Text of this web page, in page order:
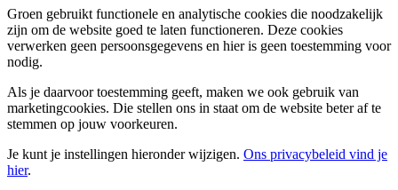
Groen gebruikt functionele en analytische cookies die noodzakelijk
zijn om de website goed te laten functioneren. Deze cookies
verwerken geen persoonsgegevens en hier is geen toestemming voor
nodig.
Als je daarvoor toestemming geeft, maken we ook gebruik van
marketingcookies. Die stellen ons in staat om de website beter af te
stemmen op jouw voorkeuren.
Je kunt je instellingen hieronder wijzigen. Ons privacybeleid vind je
hier.